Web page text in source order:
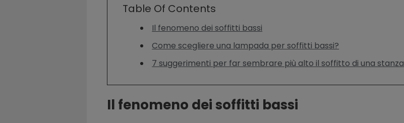
Table Of Contents
Il fenomeno dei soffitti bassi
Come scegliere una lampada per soffitti bassi?
7 suggerimenti per far sembrare più alto il soffitto di una stanza
Il fenomeno dei soffitti bassi